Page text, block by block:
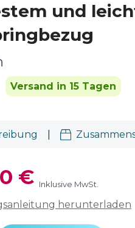
und
Versand in 15 Tagen
€ Inklusive MwSt.
herunterladen